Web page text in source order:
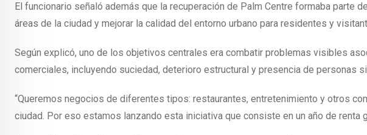
El funcionario señaló además que la recuperación de Palm Centre formaba parte
áreas de la ciudad y mejorar la calidad del entorno urbano para residentes y
Según explicó, uno de los objetivos centrales era combatir problemas visibles
comerciales, incluyendo suciedad, deterioro estructural y presencia de personas
“Queremos negocios de diferentes tipos: restaurantes, entretenimiento y otros
ciudad. Por eso estamos lanzando esta iniciativa que consiste en un año de renta